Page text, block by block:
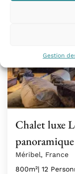
Gestion
Chalet luxe
panoramique
Méribel, France
800m²| 12